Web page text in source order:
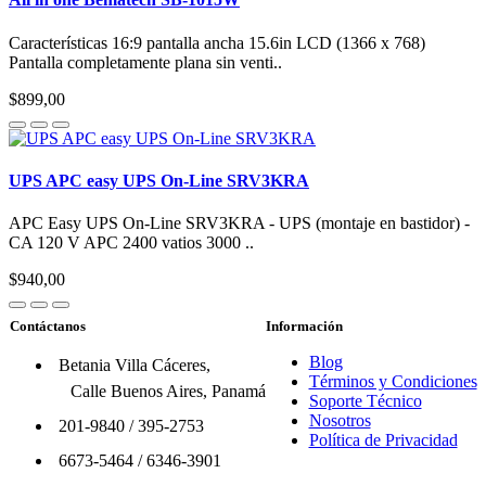
Características 16:9 pantalla ancha 15.6in LCD (1366 x 768)
Pantalla completamente plana sin venti..
$899,00
UPS APC easy UPS On-Line SRV3KRA
APC Easy UPS On-Line SRV3KRA - UPS (montaje en bastidor) -
CA 120 V APC 2400 vatios 3000 ..
$940,00
Contáctanos
Betania Villa Cáceres,
Calle Buenos Aires, Panamá
201-9840/395-2753
6673-5464/6346-3901
Información
Blog
Términos y Condiciones
Soporte Técnico
Nosotros
Política de Privacidad